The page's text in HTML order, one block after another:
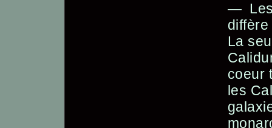
— Les
La
coeur
les